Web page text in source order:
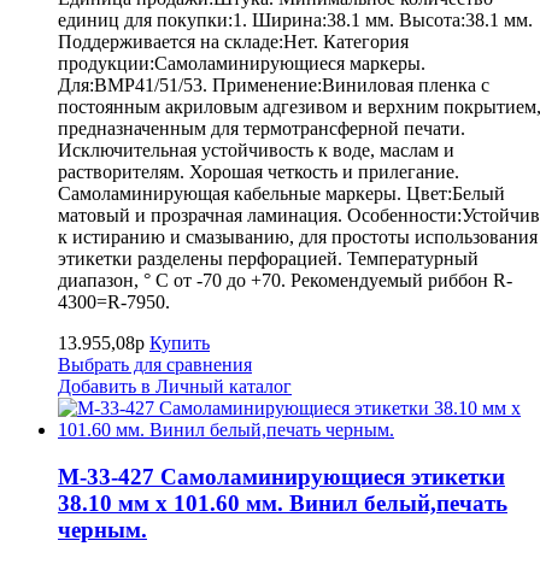
единиц для покупки:1. Ширина:38.1 мм. Высота:38.1 мм.
Поддерживается на складе:Нет. Категория
продукции:Самоламинирующиеся маркеры.
Для:BMP41/51/53. Применение:Виниловая пленка с
постоянным акриловым адгезивом и верхним покрытием,
предназначенным для термотрансферной печати.
Исключительная устойчивость к воде, маслам и
растворителям. Хорошая четкость и прилегание.
Самоламинирующая кабельные маркеры. Цвет:Белый
матовый и прозрачная ламинация. Особенности:Устойчив
к истиранию и смазыванию, для простоты использования
этикетки разделены перфорацией. Температурный
диапазон, ° С от -70 до +70. Рекомендуемый риббон R-
4300=R-7950.
13.955,08р Купить
Выбрать для сравнения
Добавить в Личный каталог
M-33-427 Самоламинирующиеся этикетки
38.10 мм х 101.60 мм. Винил белый,печать
черным.